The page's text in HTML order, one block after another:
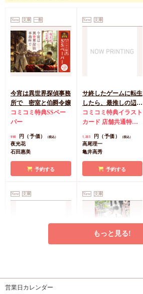
New 文庫 一般
今宵は異世界探偵事務
所で 密室と伯爵令嬢
コミコミ特典SSペー
パー
990 円（予価） （税込）
夜光花
石田惠美
予約する
New 文庫
サ終したゲームに転生
したら、最推しの辺境
伯にぐいぐい迫られて
います
コミコミ特典イラスト
カード 店舗共通特典
1,265 円（予価） （税込）
高尾理一
亀井高秀
予約する
New 文庫
凪良ゆう
New 文庫
東の華 ～恋煩う月下
もっと見る!
営業日カレンダー